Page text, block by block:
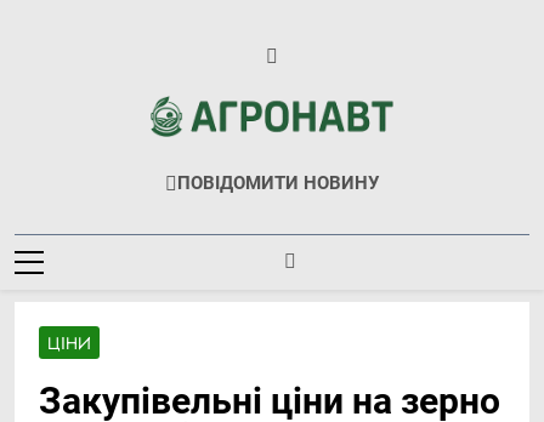
Агронавт
Новини Українського Агробізнесу
ПОВІДОМИТИ НОВИНУ
ЦІНИ
Закупівельні ціни на зерно